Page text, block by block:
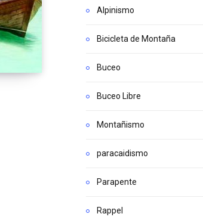
Alpinismo
Bicicleta de Montaña
Buceo
Buceo Libre
Montañismo
paracaidismo
Parapente
Rappel